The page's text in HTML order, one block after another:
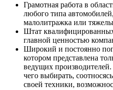
Грамотная работа в
любого типа
малолитражка или
Штат
главной ценностью
Широкий и постоянно
котором представлена
ведущих
чего выбирать,
своей техники,